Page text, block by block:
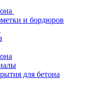
и бордюров
для бетона